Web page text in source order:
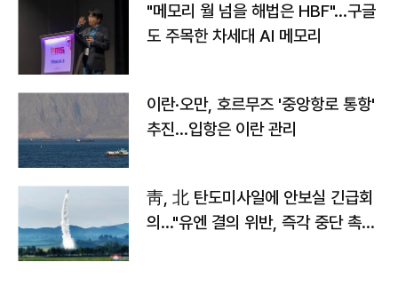
"메모리 월 넘을 해법은 HBF"…구글
도 주목한 차세대 AI 메모리
이란·오만, 호르무즈 '중앙항로 통항'
추진…입항은 이란 관리
靑, 北 탄도미사일에 안보실 긴급회
의…"유엔 결의 위반, 즉각 중단 촉